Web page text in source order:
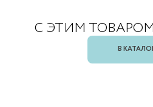
С ЭТИМ
В